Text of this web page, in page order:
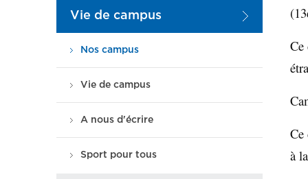
Vie de campus
Nos campus
Vie de campus
A nous d'écrire
Sport pour tous
(13
Ce
Ce
à